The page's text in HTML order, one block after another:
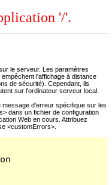
'/'.
le serveur. Les paramètres
l'affichage à distance
de sécurité). Cependant, ils
sur l'ordinateur serveur local.
d'erreur spécifique sur les
dans un fichier de configuration
Web en cours. Attribuez
<customErrors>.